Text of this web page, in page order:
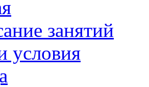
занятий
условия